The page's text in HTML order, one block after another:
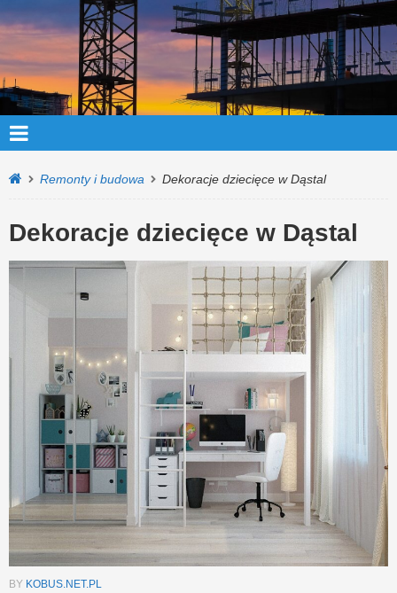
Remonty i budowa Dekoracje dziecięce w Dąstal
Dekoracje dziecięce w Dąstal
BY KOBUS.NET.PL